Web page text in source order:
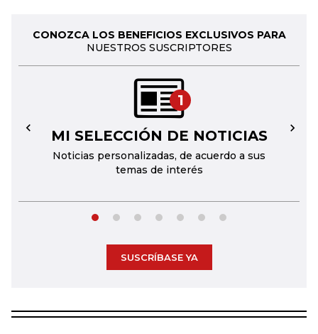
CONOZCA LOS BENEFICIOS EXCLUSIVOS PARA
NUESTROS SUSCRIPTORES
1
MI SELECCIÓN DE NOTICIAS
Noticias personalizadas, de acuerdo a sus
temas de interés
← →
SUSCRÍBASE YA